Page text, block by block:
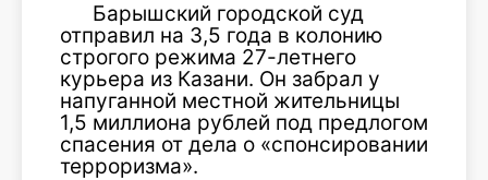
Барышский городской суд
отправил на 3,5 года в колонию
строгого режима 27-летнего
курьера из Казани. Он забрал у
напуганной местной жительницы
1,5 миллиона рублей под предлогом
спасения от дела о «спонсировании
терроризма».